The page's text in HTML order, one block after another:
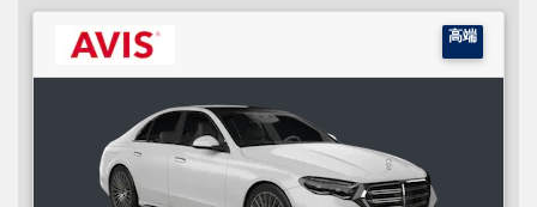
高端